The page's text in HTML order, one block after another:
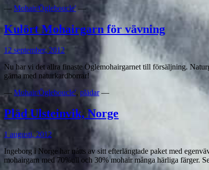
— Mohair/Ögleboucle' —
Kulört Mohairgarn för vävning
12 september, 2012
Nu har vi det allra finaste Öglemohairgarnet till försäljning.
gärna med naturkardborrar!
— Mohair/Ögleboucle', plädar—
Pläd Ulsteinvik, Norge
1 augusti, 2012
Ingeborg i Norge har nåtts av sitt efterlängtade paket med
mohairgarn med 70%ull och 30% mohair många härliga färger.